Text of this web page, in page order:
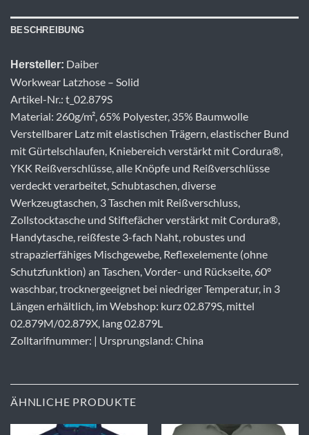
BESCHREIBUNG
Hersteller: Daiber
Workwear Latzhose – Solid
Artikel-Nr.: t_02.879S
Material: 260g/m², 65% Polyester, 35% Baumwolle
Verstellbarer Latz mit elastischen Trägern, elastischer Bund
mit Gürtelschlaufen, Kniebereich verstärkt mit Cordura®,
YKK Reißverschlüsse, alle Knöpfe und Reißverschlüsse
verdeckt verarbeitet, Schubtaschen, diverse
Werkzeugtaschen, 3 Taschen mit Reißverschluss,
Zollstocktasche und Stiftefächer verstärkt mit Cordura®,
Handytasche, reißfeste 3-fach Naht, robustes und
strapazierfähiges Mischgewebe, Reflexelemente (ohne
Schutzfunktion) an Taschen, Vorder- und Rückseite, 60°
waschbar, trocknergeeignet bei niedriger Temperatur, in 3
Längen erhältlich, im Webshop: kurz 02.879S, mittel
02.879M/02.879X, lang 02.879L
Zolltarifnummer: | Ursprungsland: China
ÄHNLICHE PRODUKTE